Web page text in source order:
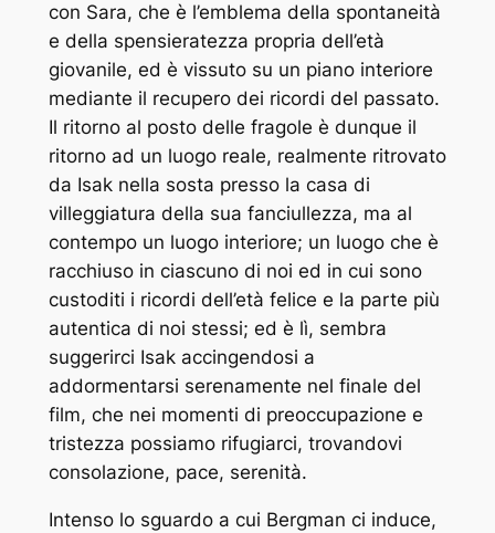
con Sara, che è l’emblema della spontaneità
e della spensieratezza propria dell’età
giovanile, ed è vissuto su un piano interiore
mediante il recupero dei ricordi del passato.
Il ritorno al posto delle fragole è dunque il
ritorno ad un luogo reale, realmente ritrovato
da Isak nella sosta presso la casa di
villeggiatura della sua fanciullezza, ma al
contempo un luogo interiore; un luogo che è
racchiuso in ciascuno di noi ed in cui sono
custoditi i ricordi dell’età felice e la parte più
autentica di noi stessi; ed è lì, sembra
suggerirci Isak accingendosi a
addormentarsi serenamente nel finale del
film, che nei momenti di preoccupazione e
tristezza possiamo rifugiarci, trovandovi
consolazione, pace, serenità.
Intenso lo sguardo a cui Bergman ci induce,